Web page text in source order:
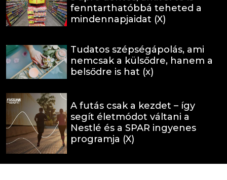
fenntarthatóbbá teheted a
mindennapjaidat (X)
Tudatos szépségápolás, ami
nemcsak a külsődre, hanem a
belsődre is hat (x)
A futás csak a kezdet – így
segít életmódot váltani a
Nestlé és a SPAR ingyenes
programja (X)